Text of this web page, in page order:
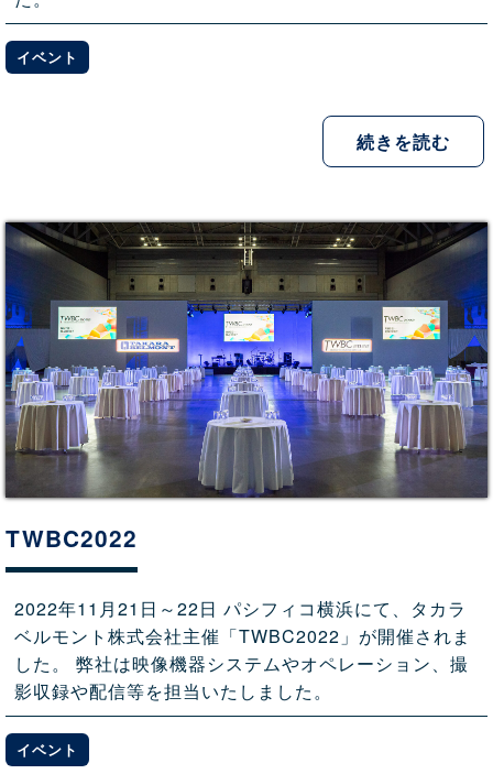
イベント
続きを読む
TWBC2022
2022年11月21日～22日 パシフィコ横浜にて、タカラ
ベルモント株式会社主催「TWBC2022」が開催されま
した。 弊社は映像機器システムやオペレーション、撮
影収録や配信等を担当いたしました。
イベント